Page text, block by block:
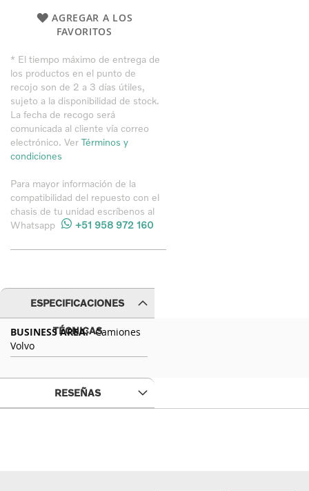
AGREGAR A LOS
FAVORITOS
* El tiempo máximo de entrega de
los productos en el punto de
recojo son de 2 a 3 días útiles,
sujeto a la disponibilidad de stock.
La fecha de recogo será
comunicada al cliente vía correo
electrónico. Ver Términos y
condiciones
Para mayor información de la
compatibilidad del repuesto con el
chasis de tu unidad escríbenos al
Whatsapp
+51 958 972 160
ESPECIFICACIONES
TÉCNICAS
Especificaciones
Técnicas
Camiones
Volvo
RESEÑAS